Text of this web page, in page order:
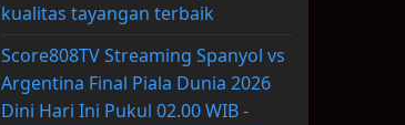
kualitas tayangan terbaik
Score808TV Streaming Spanyol vs
Argentina Final Piala Dunia 2026
Dini Hari Ini Pukul 02.00 WIB -